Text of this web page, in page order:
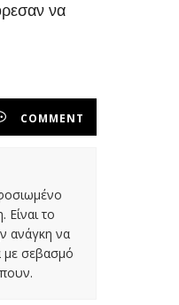
να
COMMENT
το
ανάγκη να
με σεβασμό